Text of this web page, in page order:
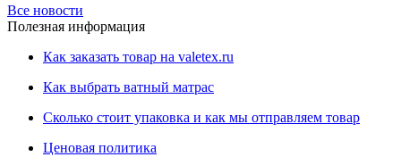
Все новости
Полезная информация
Как заказать товар на valetex.ru
Как выбрать ватный матрас
Сколько стоит упаковка и как мы отправляем товар
Ценовая политика